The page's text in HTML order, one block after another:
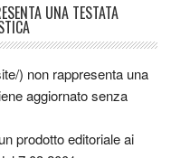
UNA TESTATA
) non rappresenta una
aggiornato senza
prodotto editoriale ai